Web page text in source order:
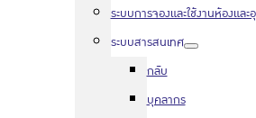
ระบบการจองและใช้งานห้องแล
ระบบสารสนเทศ
กลับ
บุคลากร